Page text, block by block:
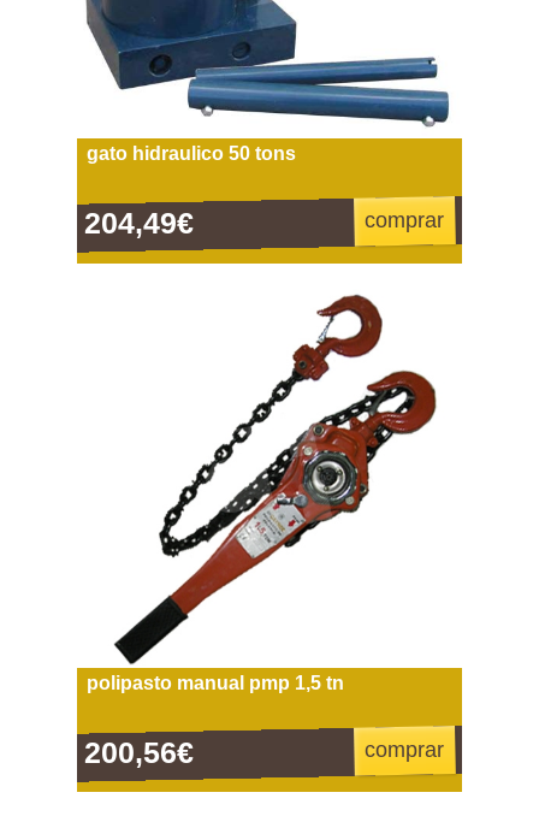
gato hidraulico 50 tons
204,49€ comprar
polipasto manual pmp 1,5 tn
200,56€ comprar